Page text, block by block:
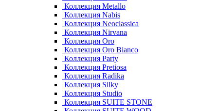
Коллекция Metallo
Коллекция Nabis
Коллекция Neoclassica
Коллекция Nirvana
Коллекция Oro
Коллекция Oro Bianco
Коллекция Party
Коллекция Pretiosa
Коллекция Radika
Коллекция Silky
Коллекция Studio
Коллекция SUITE STONE